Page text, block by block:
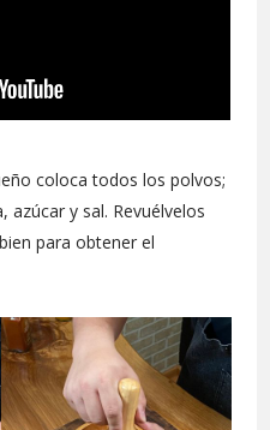
coloca todos los polvos;
azúcar y sal. Revuélvelos
para obtener el